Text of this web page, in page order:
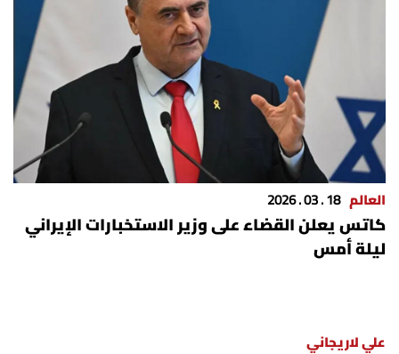
العالم 18 . 03 . 2026
كاتس يعلن القضاء على وزير الاستخبارات الإيراني
ليلة أمس
علي لاريجاني